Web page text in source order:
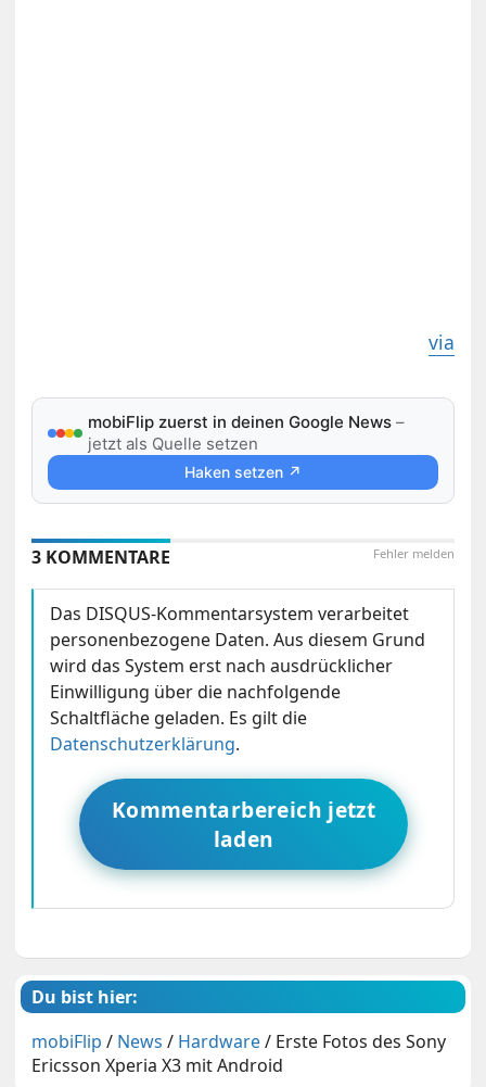
via
mobiFlip zuerst in deinen Google News –
jetzt als Quelle setzen
Haken setzen ↗
Fehler melden
3 KOMMENTARE
Das DISQUS-Kommentarsystem verarbeitet
personenbezogene Daten. Aus diesem Grund
wird das System erst nach ausdrücklicher
Einwilligung über die nachfolgende
Schaltfläche geladen. Es gilt die
Datenschutzerklärung.
Kommentarbereich jetzt
laden
Du bist hier:
mobiFlip / News / Hardware/ Erste Fotos des Sony
Ericsson Xperia X3 mit Android